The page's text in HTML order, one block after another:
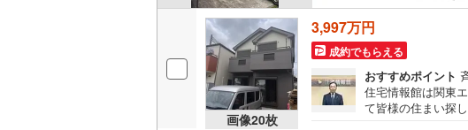
画像20枚
3,997万円
成約でもらえる
おすすめポイント
住宅情報館は関東
て皆様の住まい探
東京メトロ東西線
東京メトロ半蔵門線 ( 0)
都営浅草線(0)